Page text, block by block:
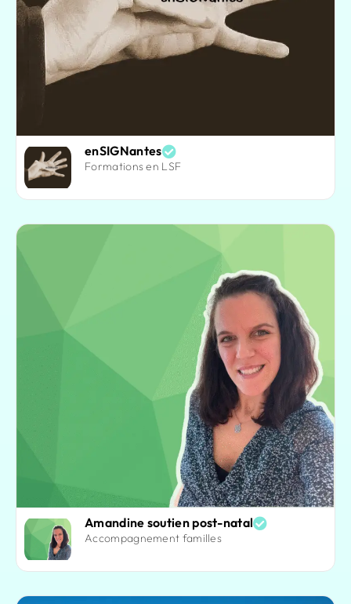
enSIGNantes
Formations en LSF
Amandine soutien post-natal
Accompagnement familles